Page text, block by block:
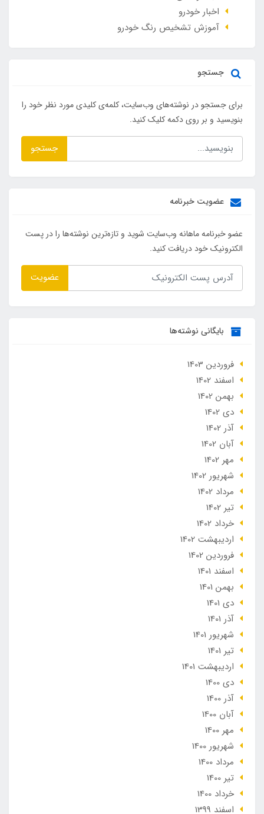
اخبار خودرو
آموزش تشخیص رنگ خودرو
جستجو
برای جستجو در نوشته‌های وب‌سایت، کلمه‌ی کلیدی مورد نظر خود را
بنویسید و بر روی دکمه کلیک کنید.
جستجو
عضویت خبرنامه
عضو خبرنامه ماهانه وب‌سایت شوید و تازه‌ترین نوشته‌ها را در پست
الکترونیک خود دریافت کنید.
عضویت
بایگانی نوشته‌ها
فروردین 1403
اسفند 1402
بهمن 1402
دی 1402
آذر 1402
آبان 1402
مهر 1402
شهریور 1402
مرداد 1402
تير 1402
خرداد 1402
ارديبهشت 1402
فروردین 1402
اسفند 1401
بهمن 1401
دی 1401
آذر 1401
شهریور 1401
تير 1401
ارديبهشت 1401
دی 1400
آذر 1400
آبان 1400
مهر 1400
شهریور 1400
مرداد 1400
تير 1400
خرداد 1400
اسفند 1399